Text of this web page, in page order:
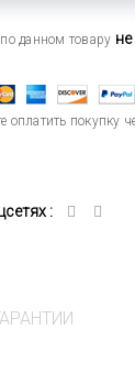
данном товару
оплатить покупку
: